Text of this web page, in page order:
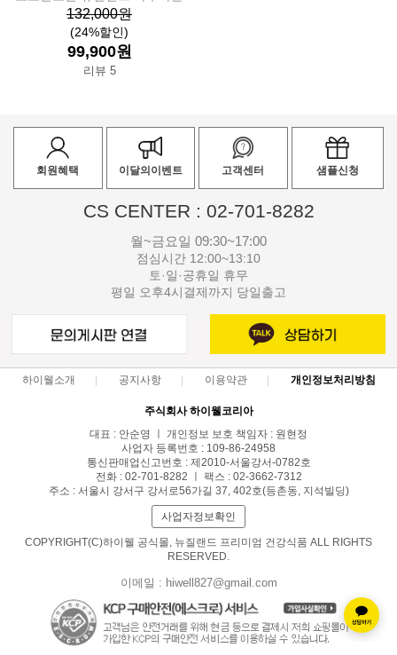
132,000원
(24%할인)
99,900원
리뷰 5
회원혜택 이달의이벤트 고객센터 샘플신청
CS CENTER : 02-701-8282
월~금요일 09:30~17:00
점심시간 12:00~13:10
토·일·공휴일 휴무
평일 오후4시결제까지 당일출고
하이웰소개 공지사항 이용약관 개인정보처리방침
주식회사 하이웰코리아
대표 : 안순영 ㅣ 개인정보 보호 책임자 : 원현정
사업자 등록번호 : 109-86-24958
통신판매업신고번호 : 제2010-서울강서-0782호
전화 : 02-701-8282 ㅣ 팩스 : 02-3662-7312
주소 : 서울시 강서구 강서로56가길 37, 402호(등촌동, 지석빌딩)
사업자정보확인
COPYRIGHT(C)하이웰 공식몰, 뉴질랜드 프리미엄 건강식품 ALL RIGHTS
RESERVED.
이메일 : hiwell827@gmail.com